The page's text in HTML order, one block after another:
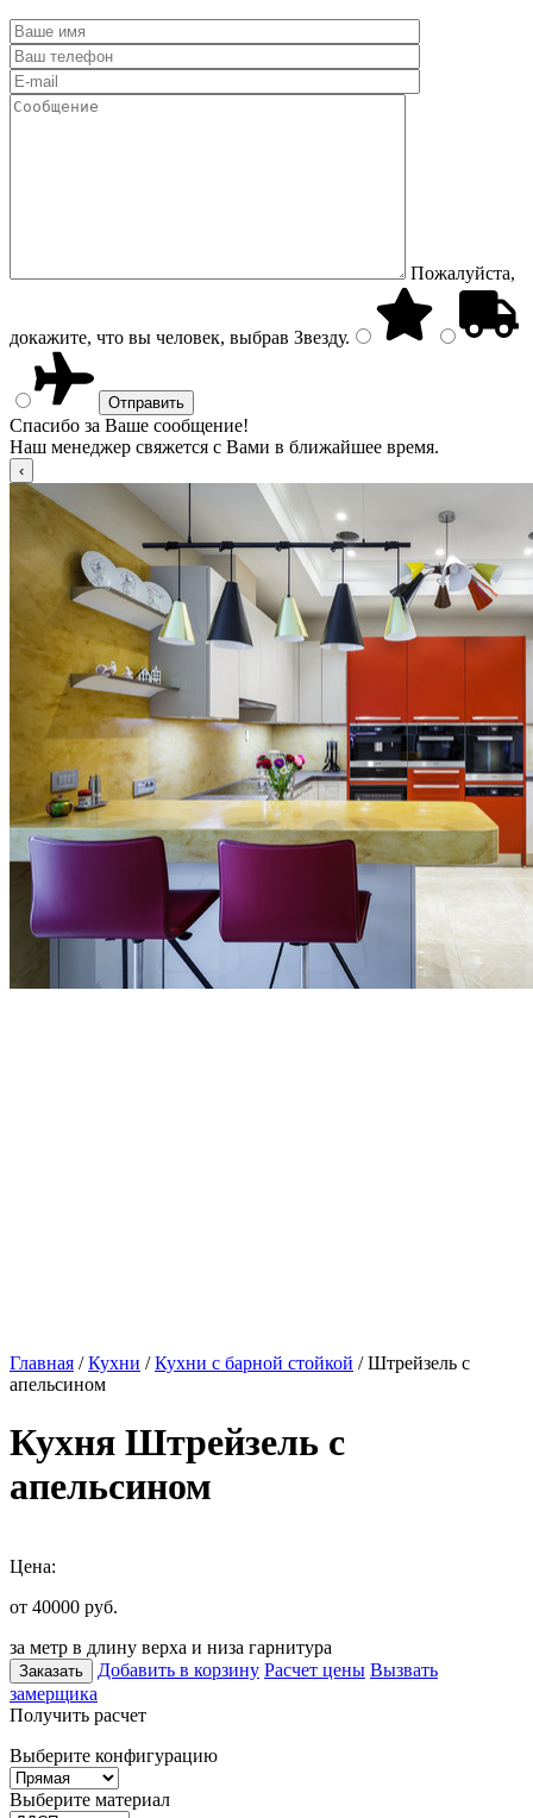
Пожалуйста,
докажите, что вы человек, выбрав Звезду.
Спасибо за Ваше сообщение!
Наш менеджер свяжется с Вами в ближайшее время.
Главная /Кухни /Кухни с барной стойкой / Штрейзель с
апельсином
Кухня Штрейзель с
апельсином
Цена:
от 40000 руб.
за метр в длину верха и низа гарнитура
Заказать Добавить в корзину Расчет цены Вызвать
замерщика
Получить расчет
Выберите конфигурацию
Выберите материал